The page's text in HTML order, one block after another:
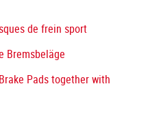
de frein sport
Bremsbeläge
Pads together with